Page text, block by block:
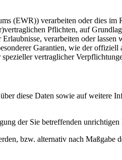
(EWR)) verarbeiten oder dies im
Pflichten, auf
verarbeiten oder
Garantien, wie der offiziell
vertraglicher
diese Daten sowie auf weitere
der Sie betreffenden unrichtigen
bzw. alternativ nach